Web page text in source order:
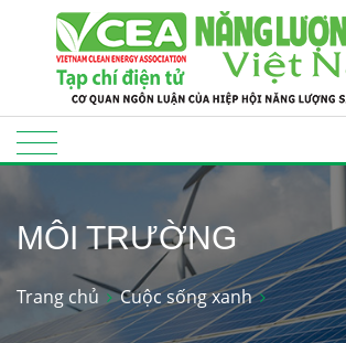
MÔI TRƯỜNG
Trang chủ Cuộc sống xanh